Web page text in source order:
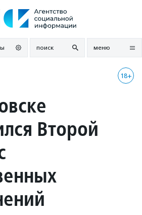
поиск меню
18+
Второй